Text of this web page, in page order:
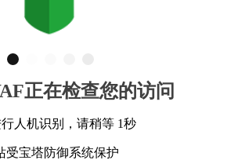
正在检查您的访问
人机识别，请稍等 1秒
受宝塔防御系统保护